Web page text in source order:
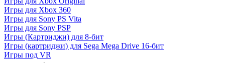
Игры для Xbox 360
Игры для Sony PS Vita
Игры для Sony PSP
Игры (Картриджи) для 8-бит
Игры (картриджи) для Sega Mega Drive 16-бит
Игры под VR